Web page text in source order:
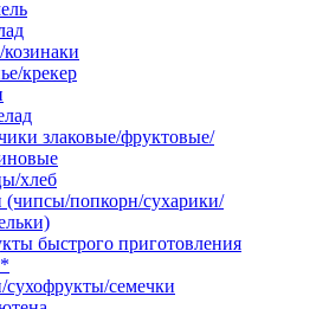
крекер
злаковые/фруктовые/
хлеб
(чипсы/попкорн/сухарики/
быстрого приготовления
семечки